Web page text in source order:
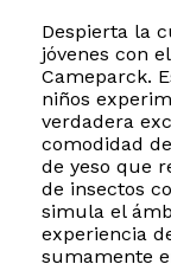
Despierta la
jóvenes con
Cameparck.
niños
verdadera
comodidad
de yeso que
de insectos
simula el
experiencia
sumamente